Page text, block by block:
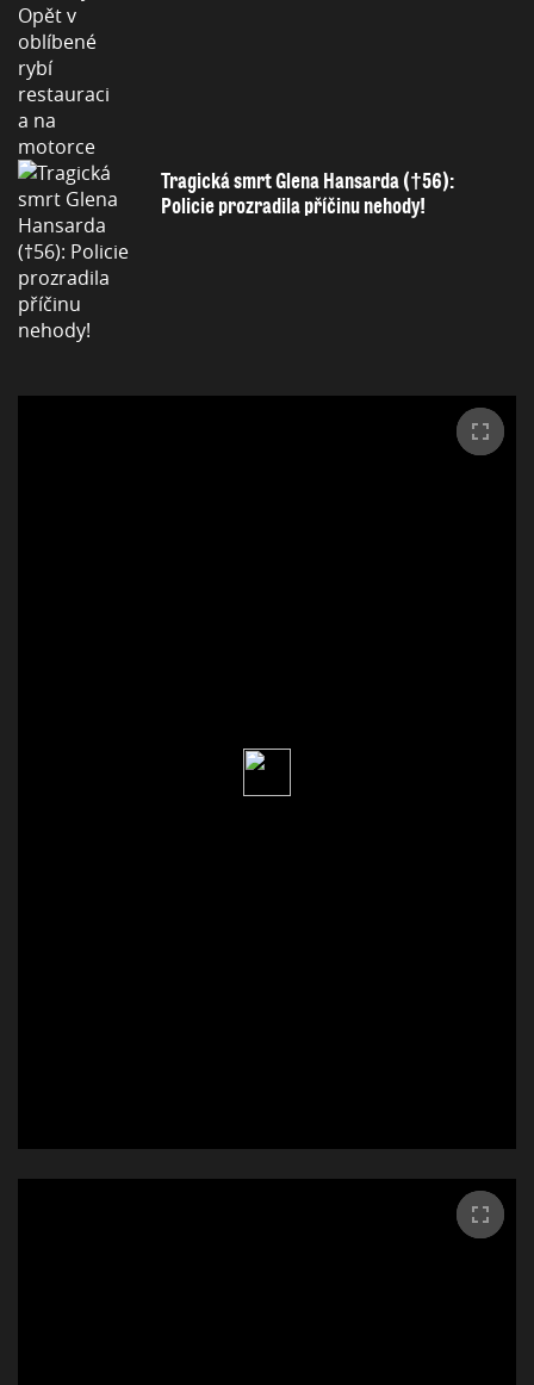
Tragická smrt Glena Hansarda (†56):
Policie prozradila příčinu nehody!